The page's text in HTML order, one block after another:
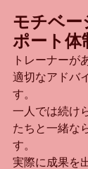
モチベー
ポート体
トレーナーが
適切なアドバ
す。
一人では続け
たちと一緒な
す。
実際に成果を